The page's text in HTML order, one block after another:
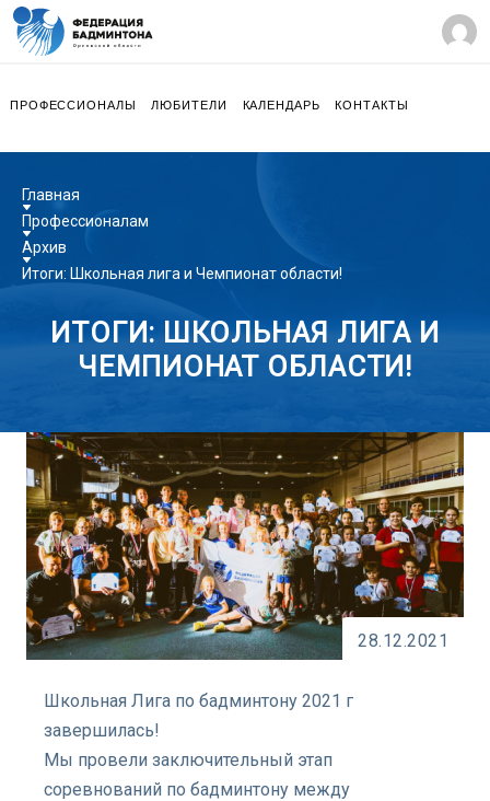
ПРОФЕССИОНАЛЫ ЛЮБИТЕЛИ КАЛЕНДАРЬ КОНТАКТЫ
Главная
Профессионалам
Архив
Итоги: Школьная лига и Чемпионат области!
ИТОГИ: ШКОЛЬНАЯ ЛИГА И
ЧЕМПИОНАТ ОБЛАСТИ!
28.12.2021
Школьная Лига по бадминтону 2021 г
завершилась!
Мы провели заключительный этап
соревнований по бадминтону между